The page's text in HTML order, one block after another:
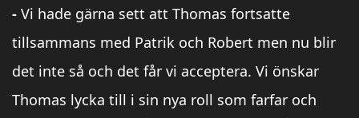
- Vi hade gärna sett att Thomas fortsatte
tillsammans med Patrik och Robert men nu blir
det inte så och det får vi acceptera. Vi önskar
Thomas lycka till i sin nya roll som farfar och